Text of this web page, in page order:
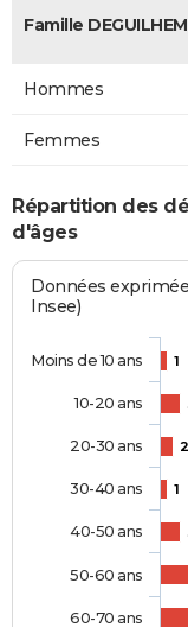
Famille DEGUILHEM
Hommes
Femmes
Répartition des
d'âges
Données
Insee)
1
2
1
Moins de 10 ans
10-20 ans
20-30 ans
30-40 ans
40-50 ans
50-60 ans
60-70 ans